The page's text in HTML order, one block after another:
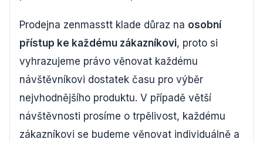
Prodejna zenmasstt klade důraz na osobní
přístup ke každému zákazníkovi, proto si
vyhrazujeme právo věnovat každému
návštěvníkovi dostatek času pro výběr
nejvhodnějšího produktu. V případě větší
návštěvnosti prosíme o trpělivost, každému
zákazníkovi se budeme věnovat individuálně a